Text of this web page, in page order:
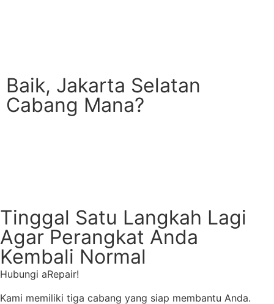
Baik, Jakarta Selatan
Cabang Mana?
Tinggal Satu Langkah Lagi
Agar Perangkat Anda
Kembali Normal
Hubungi aRepair!
Kami memiliki tiga cabang yang siap membantu Anda.